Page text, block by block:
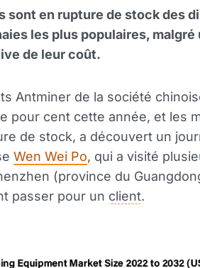
sont en rupture de stock des
les plus populaires, malgré
de leur coût.
Antminer de la société
pour cent cette année, et les
de stock, a découvert un
Wen Wei Po, qui a visité
(province du
passer pour un client.